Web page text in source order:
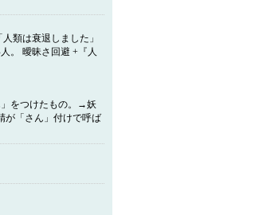
類は衰退しました」
。 曖昧さ回避 +『人
」をつけたもの。→妖
が「さん」付けで呼ば